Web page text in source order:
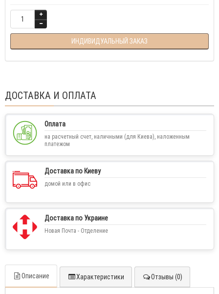
ИНДИВИДУАЛЬНЫЙ ЗАКАЗ
ДОСТАВКА И ОПЛАТА
Оплата
на расчетный счет, наличными (для Киева), наложенным
платежом
Доставка по Киеву
домой или в офис
Доставка по Украине
Новая Почта - Отделение
Описание Характеристики Отзывы (0)